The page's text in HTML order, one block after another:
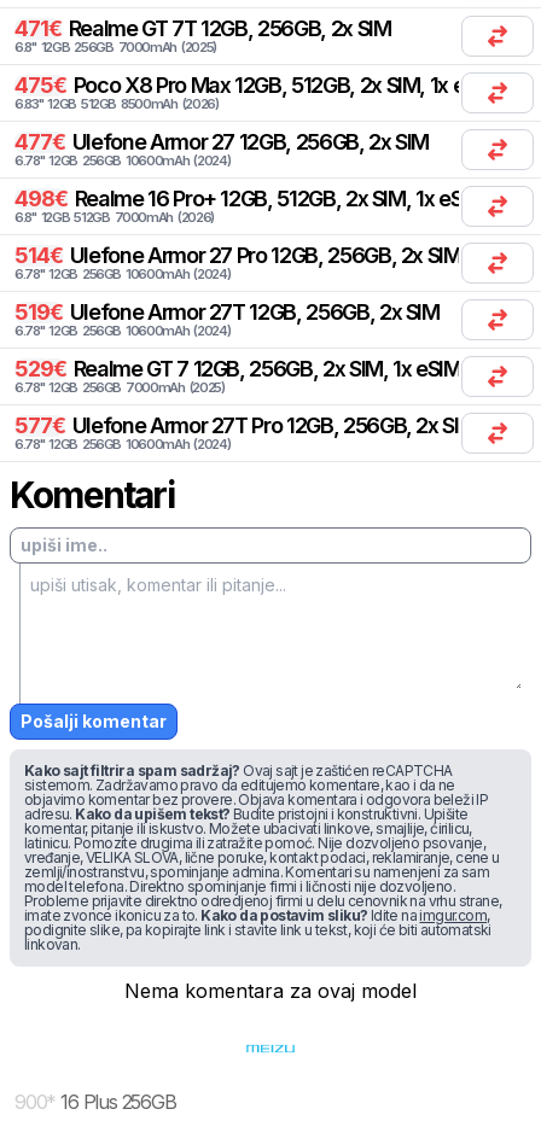
471€ Realme GT 7T 12GB, 256GB, 2x SIM
6.8" 12GB 256GB 7000mAh (2025)
475€ Poco X8 Pro Max 12GB, 512GB, 2x SIM, 1x eSIM
6.83" 12GB 512GB 8500mAh (2026)
477€ UlefoneArmor 27 12GB, 256GB, 2x SIM
6.78" 12GB 256GB 10600mAh (2024)
498€ Realme 16 Pro+ 12GB, 512GB, 2x SIM, 1x eSIM
6.8" 12GB 512GB 7000mAh (2026)
514€ UlefoneArmor 27 Pro 12GB, 256GB, 2x SIM
6.78" 12GB 256GB 10600mAh (2024)
519€ UlefoneArmor 27T 12GB, 256GB, 2x SIM
6.78" 12GB 256GB 10600mAh (2024)
529€ Realme GT 7 12GB, 256GB, 2x SIM, 1x eSIM
6.78" 12GB 256GB 7000mAh (2025)
577€ UlefoneArmor 27T Pro 12GB, 256GB, 2x SIM
6.78" 12GB 256GB 10600mAh (2024)
Komentari
Pošalji komentar
Kako sajt filtrira spam sadržaj? Ovaj sajt je zaštićen reCAPTCHA
sistemom. Zadržavamo pravo da editujemo komentare, kao i da ne
objavimo komentar bez provere. Objava komentara i odgovora beleži IP
adresu. Kako da upišem tekst? Budite pristojni i konstruktivni. Upišite
komentar, pitanje ili iskustvo. Možete ubacivati linkove, smajlije, ćirilicu,
latinicu. Pomozite drugima ili zatražite pomoć. Nije dozvoljeno psovanje,
vređanje, VELIKA SLOVA, lične poruke, kontakt podaci, reklamiranje, cene u
zemlji/inostranstvu, spominjanje admina. Komentari su namenjeni za sam
model telefona. Direktno spominjanje firmi i ličnosti nije dozvoljeno.
Probleme prijavite direktno odredjenoj firmi u delu cenovnik na vrhu strane,
imate zvonce ikonicu za to. Kako da postavim sliku? Idite na imgur.com,
podignite slike, pa kopirajte link i stavite link u tekst, koji će biti automatski
linkovan.
Nema komentara za ovaj model
900* 16 Plus 256GB